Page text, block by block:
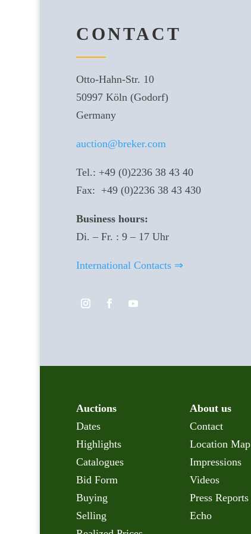
CONTACT
Otto-Hahn-Str. 10
50997 Köln (Godorf)
Germany
auction@breker.com
Tel.: +49 (0)2236 38 43 40
Fax: +49 (0)2236 38 43 430
Business hours:
Di. – Fr. : 9 – 17 Uhr
International Contacts ⇒
Auctions
Dates
Highlights
Catalogues
Bid Form
Buying
Selling
About us
Contact
Location Map
Impressions
Videos
Press Reports
Echo